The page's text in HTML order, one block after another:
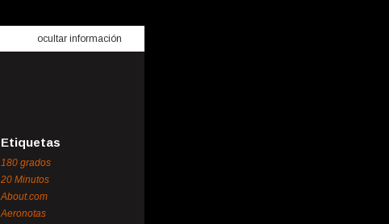
ocultar información
Etiquetas
180 grados
20 Minutos
About.com
Aeronotas